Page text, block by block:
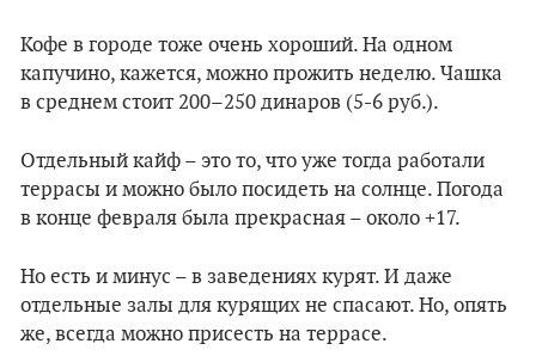
Кофе в городе тоже очень хороший. На одном
капучино, кажется, можно прожить неделю. Чашка
в среднем стоит 200–250 динаров (5-6 руб.).
Отдельный кайф – это то, что уже тогда работали
террасы и можно было посидеть на солнце. Погода
в конце февраля была прекрасная – около +17.
Но есть и минус – в заведениях курят. И даже
отдельные залы для курящих не спасают. Но, опять
же, всегда можно присесть на террасе.